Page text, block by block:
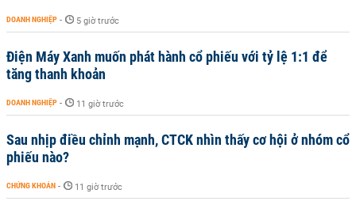
DOANH NGHIỆP - 5 giờ trước
Điện Máy Xanh muốn phát hành cổ phiếu với tỷ lệ 1:1 để
tăng thanh khoản
DOANH NGHIỆP - 11 giờ trước
Sau nhịp điều chỉnh mạnh, CTCK nhìn thấy cơ hội ở nhóm cổ
phiếu nào?
CHỨNG KHOÁN - 11 giờ trước